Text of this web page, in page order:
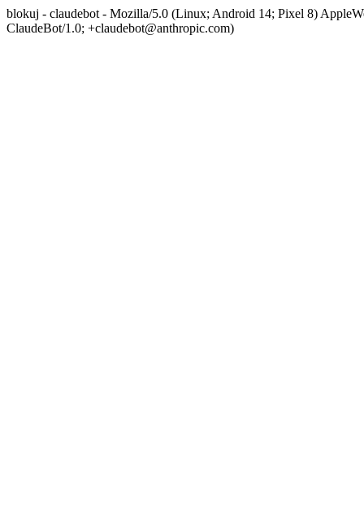
blokuj - claudebot - Mozilla/5.0 (Linux; Android 14; Pixel 8)
ClaudeBot/1.0; +claudebot@anthropic.com)